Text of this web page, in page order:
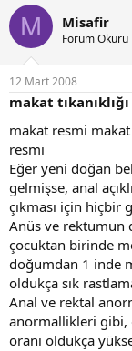
n
b
y
u
b
a
l
a
t
a
n
l
a
ı
ç
t
a
i
h
M Misafir
Forum Okuru
12 Mart 2008
makat
makat resmi
resmi
Eğer yeni doğan
gelmişse, anal
çıkması için hiçbir
Anüs ve rektumun
çocuktan birinde
doğumdan 1 inde
oldukça sık
Anal ve rektal
anormallikleri gibi,
oranı oldukça